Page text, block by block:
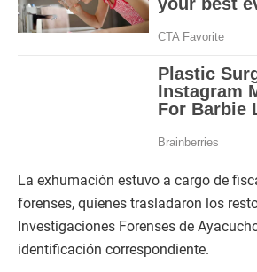
La exhumación estuvo a cargo de
forenses, quienes trasladaron los
Investigaciones Forenses de
identificación correspondiente.